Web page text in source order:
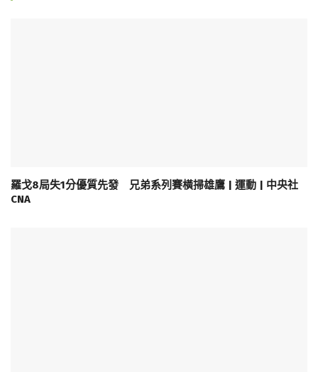
羅戈8局失1分優質先發 兄弟系列賽橫掃雄鷹 | 運動 | 中央社
CNA